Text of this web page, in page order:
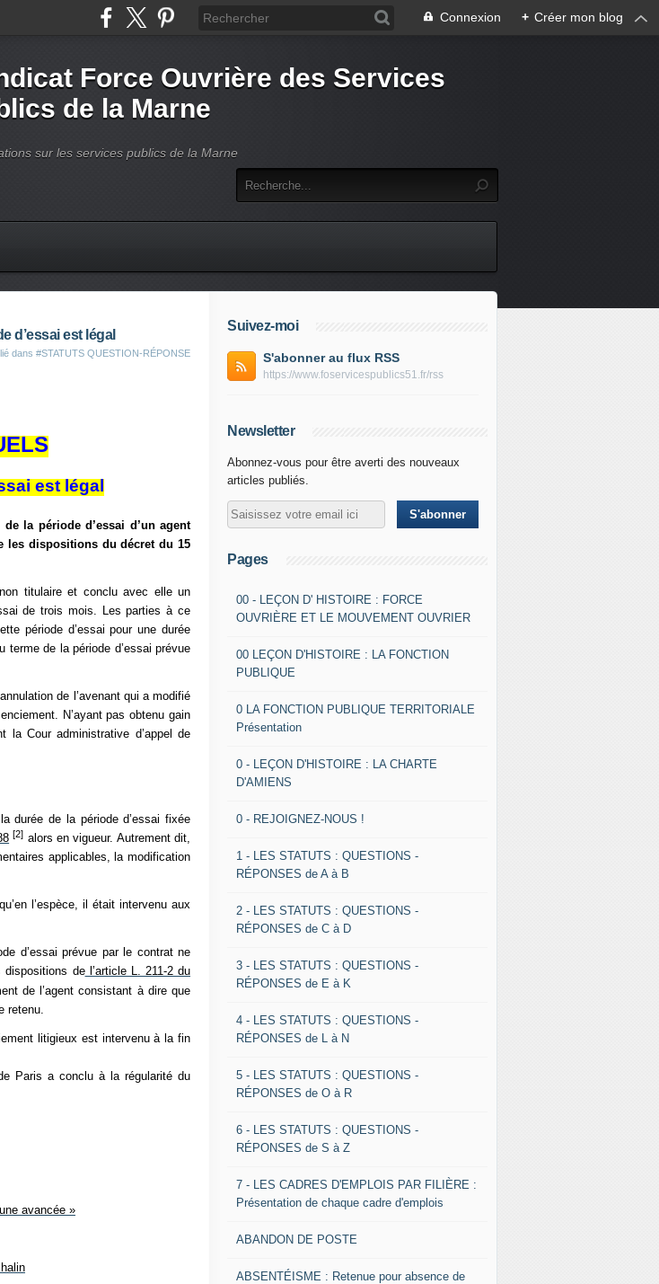
Connexion + Créer mon blog
Force Ouvrière des Services
de la Marne
sur les services publics de la Marne
d’essai est légal
dans #STATUTS QUESTION-RÉPONSE
est légal
la période d’essai d’un agent
les dispositions du décret du 15
titulaire et conclu avec elle un
de trois mois. Les parties à ce
période d’essai pour une durée
terme de la période d’essai prévue
de l’avenant qui a modifié
N’ayant pas obtenu gain
Cour administrative d’appel de
durée de la période d’essai fixée
[2] alors en vigueur. Autrement dit,
applicables, la modification
l’espèce, il était intervenu aux
d’essai prévue par le contrat ne
dispositions del’article L. 211-2 du
de l’agent consistant à dire que
retenu.
litigieux est intervenu à la fin
Paris a conclu à la régularité du
avancée »
Suivez-moi
S'abonner au flux RSS
https://www.foservicespublics51.fr/rss
Newsletter
Abonnez-vous pour être averti des nouveaux
articles publiés.
Pages
00 - LEÇON D' HISTOIRE : FORCE
OUVRIÈRE ET LE MOUVEMENT OUVRIER
00 LEÇON D'HISTOIRE : LA FONCTION
PUBLIQUE
0 LA FONCTION PUBLIQUE TERRITORIALE
Présentation
0 - LEÇON D'HISTOIRE : LA CHARTE
D'AMIENS
0 - REJOIGNEZ-NOUS !
1 - LES STATUTS : QUESTIONS -
RÉPONSES de A à B
2 - LES STATUTS : QUESTIONS -
RÉPONSES de C à D
3 - LES STATUTS : QUESTIONS -
RÉPONSES de E à K
4 - LES STATUTS : QUESTIONS -
RÉPONSES de L à N
5 - LES STATUTS : QUESTIONS -
RÉPONSES de O à R
6 - LES STATUTS : QUESTIONS -
RÉPONSES de S à Z
7 - LES CADRES D'EMPLOIS PAR FILIÈRE :
Présentation de chaque cadre d'emplois
ABANDON DE POSTE
ABSENTÉISME : Retenue pour absence de